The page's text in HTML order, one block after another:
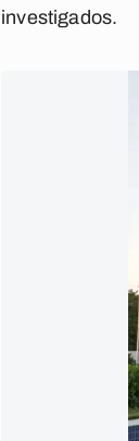
investigados.